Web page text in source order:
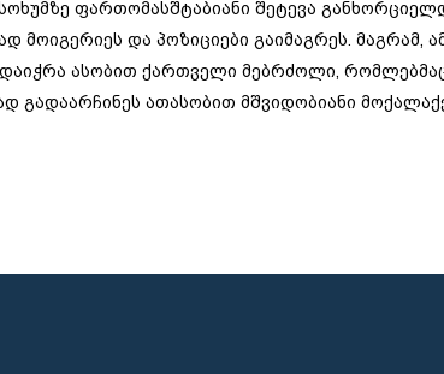
ფართომასშტაბიანი შეტევა
მოიგერიეს და პოზიციები გაიმაგრეს. მაგრამ,
ასობით ქართველი მებრძოლი,
გადაარჩინეს ათასობით მშვიდობიანი